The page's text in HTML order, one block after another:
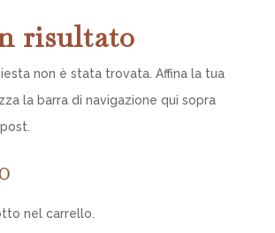
risultato
non è stata trovata. Affina la tua
la barra di navigazione qui sopra
nel carrello.